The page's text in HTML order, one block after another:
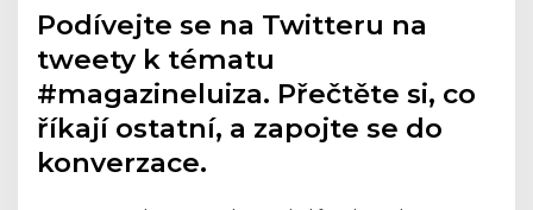
Podívejte se na Twitteru na
tweety k tématu
#magazineluiza. Přečtěte si, co
říkají ostatní, a zapojte se do
konverzace.